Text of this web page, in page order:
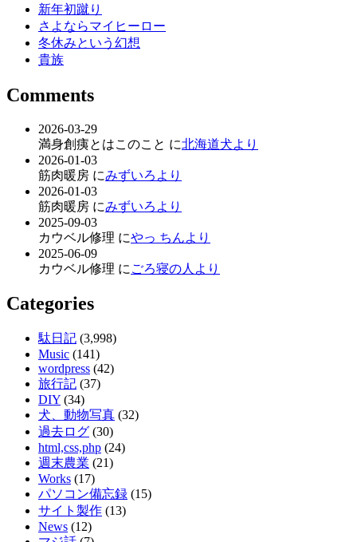
新年初蹴り
さよならマイヒーロー
冬休みという幻想
貴族
Comments
2026-03-29
満身創痍とはこのこと に北海道犬より
2026-01-03
筋肉暖房 にみずいろより
2026-01-03
筋肉暖房 にみずいろより
2025-09-03
カウベル修理 にやっ ちんより
2025-06-09
カウベル修理 に ごろ寝の人より
Categories
駄日記 (3,998)
Music (141)
wordpress (42)
旅行記 (37)
DIY (34)
犬、動物写真 (32)
過去ログ (30)
html,css,php (24)
週末農業 (21)
Works (17)
パソコン備忘録 (15)
サイト製作 (13)
News (12)